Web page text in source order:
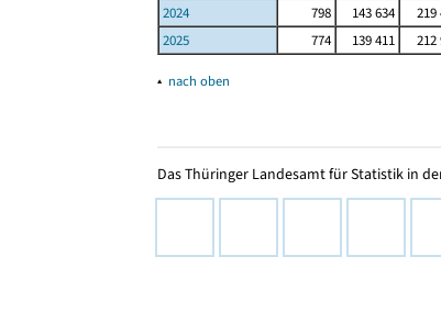
2024
798 143 634 219
2025
774 139 411 212
▴ nach oben
Das Thüringer Landesamt für Statistik in